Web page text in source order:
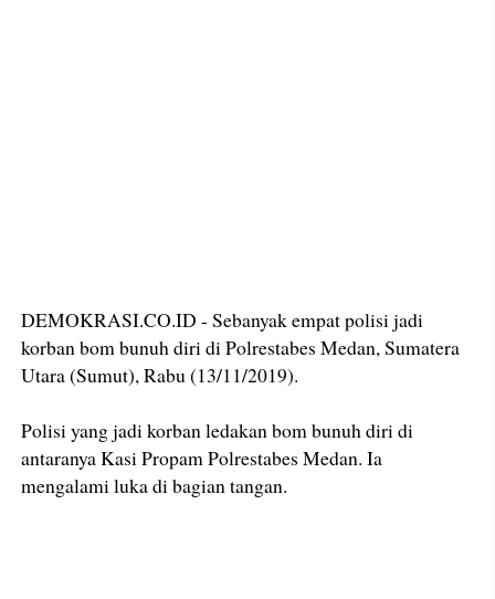
DEMOKRASI.CO.ID - Sebanyak empat polisi jadi
korban bom bunuh diri di Polrestabes Medan, Sumatera
Utara (Sumut), Rabu (13/11/2019).
Polisi yang jadi korban ledakan bom bunuh diri di
antaranya Kasi Propam Polrestabes Medan. Ia
mengalami luka di bagian tangan.